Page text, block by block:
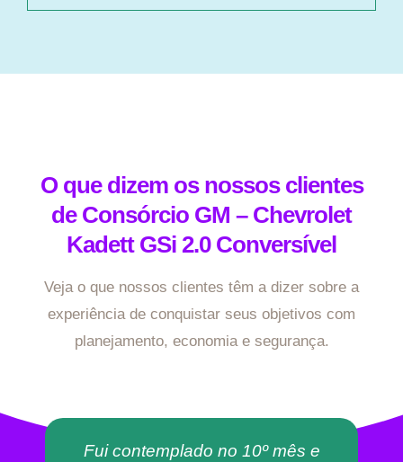
O que dizem os nossos clientes
de Consórcio GM – Chevrolet
Kadett GSi 2.0 Conversível
Veja o que nossos clientes têm a dizer sobre a
experiência de conquistar seus objetivos com
planejamento, economia e segurança.
Fui contemplado no 10º mês e